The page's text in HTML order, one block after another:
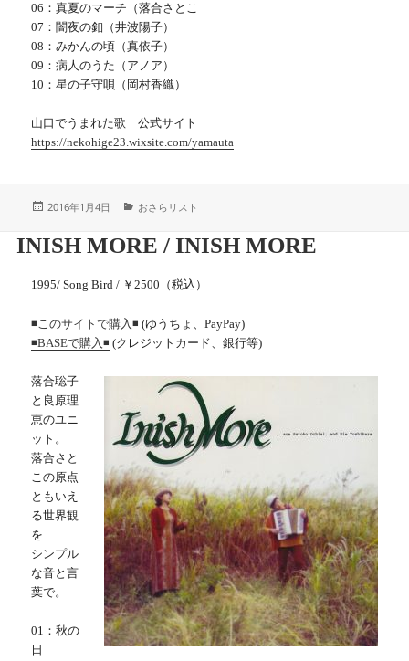
06：真夏のマーチ（落合さとこ
07：闇夜の釦（井波陽子）
08：みかんの頃（真依子）
09：病人のうた（アノア）
10：星の子守唄（岡村香織）
山口でうまれた歌 公式サイト
https://nekohige23.wixsite.com/yamauta
投
2016年1月4日
カ
リ
おさらリスト
INISH MORE / INISH MORE
1995/ Song Bird / ￥2500（税込）
◾️このサイトで購入◾️ (ゆうちょ、PayPay)
◾️BASEで購入◾️ (クレジットカード、銀行等)
落合聡子
と良原理
恵のユニ
ット。
落合さと
この原点
ともいえ
る世界観
を
シンプル
な音と言
葉で。
01：秋の
日